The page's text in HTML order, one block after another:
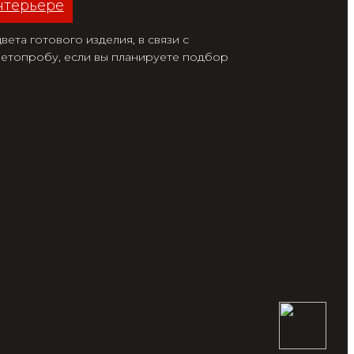
готового изделия, в связи с
если вы планируете подбор